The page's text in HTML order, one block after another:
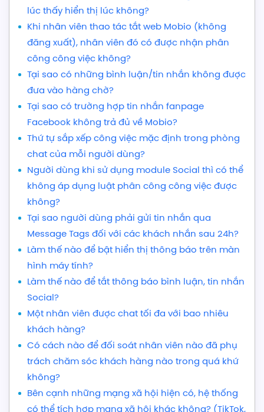
lúc thấy hiển thị lúc không?
Khi nhân viên thao tác tắt web Mobio (không
đăng xuất), nhân viên đó có được nhận phân
công công việc không?
Tại sao có những bình luận/tin nhắn không được
đưa vào hàng chờ?
Tại sao có trường hợp tin nhắn fanpage
Facebook không trả đủ về Mobio?
Thứ tự sắp xếp công việc mặc định trong phòng
chat của mỗi người dùng?
Người dùng khi sử dụng module Social thì có thể
không áp dụng luật phân công công việc được
không?
Tại sao người dùng phải gửi tin nhắn qua
Message Tags đối với các khách nhắn sau 24h?
Làm thế nào để bật hiển thị thông báo trên màn
hình máy tính?
Làm thế nào để tắt thông báo bình luận, tin nhắn
Social?
Một nhân viên được chat tối đa với bao nhiêu
khách hàng?
Có cách nào để đối soát nhân viên nào đã phụ
trách chăm sóc khách hàng nào trong quá khứ
không?
Bên cạnh những mạng xã hội hiện có, hệ thống
có thể tích hợp mạng xã hội khác không? (TikTok,